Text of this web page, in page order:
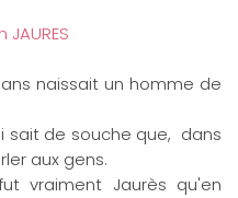
naissait un homme de
sait de souche que, dans
aux gens.
vraiment Jaurès qu'en